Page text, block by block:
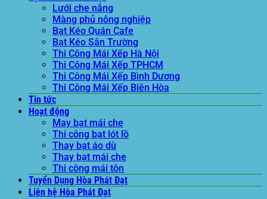
Lưới che nắng
Màng phủ nông nghiệp
Bạt Kéo Quán Cafe
Bạt Kéo Sân Trường
Thi Công Mái Xếp Hà Nội
Thi Công Mái Xếp TPHCM
Thi Công Mái Xếp Bình Dương
Thi Công Mái Xếp Biên Hòa
Tin tức
Hoạt động
May bạt mái che
Thi công bạt lót lồ
Thay bạt áo dù
Thay bạt mái che
Thi công mái tôn
Tuyển Dụng Hòa Phát Đạt
Liên hệ Hòa Phát Đạt